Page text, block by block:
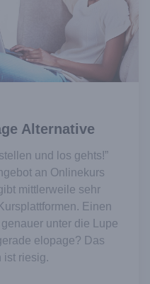
Alternative
und los gehts!”
an Onlinekurs
mittlerweile sehr
Einen
unter die Lupe
elopage? Das
ist riesig.